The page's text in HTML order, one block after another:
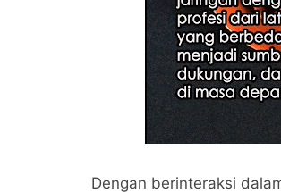
Dengan berinteraksi